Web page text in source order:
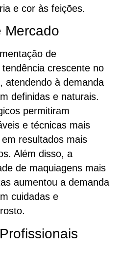
e cor às feições.
Mercado
de
crescente no
atendendo à demanda
definidas e naturais.
permitiram
e técnicas mais
resultados mais
Além disso, a
de maquiagens mais
aumentou a demanda
cuidadas e